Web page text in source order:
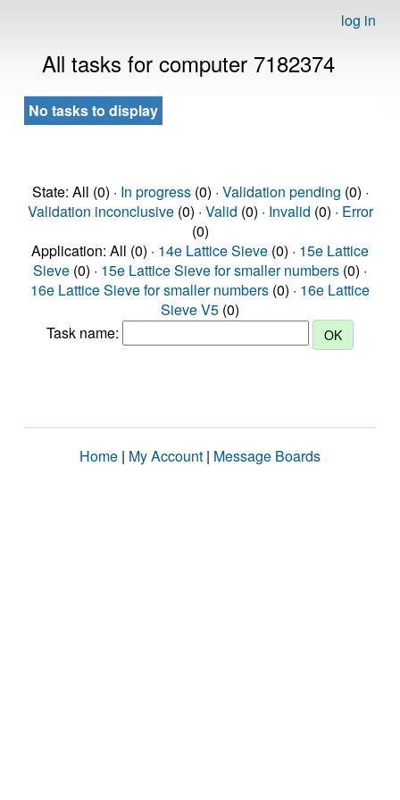
log in
All tasks for computer 7182374
No tasks to display
State: All (0) · In progress(0) · Validation pending (0) ·
Validation inconclusive(0) · Valid (0) · Invalid (0) · Error
(0)
Application: All (0) · 14e Lattice Sieve (0) · 15e Lattice
Sieve (0) · 15e Lattice Sieve for smaller numbers (0) ·
16e Lattice Sieve for smaller numbers (0) · 16e Lattice
Sieve V5 (0)
Task name:
Home | My Account | Message Boards